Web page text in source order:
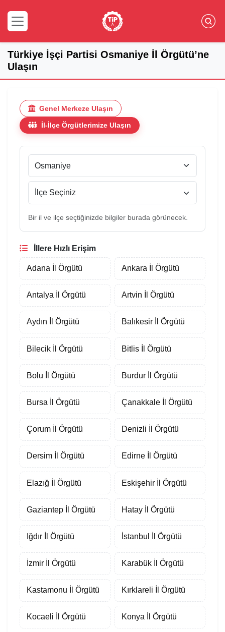
Türkiye İşçi Partisi Osmaniye İl Örgütü’ne
Ulaşın
Genel Merkeze Ulaşın
İl-İlçe Örgütlerimize Ulaşın
Bir il ve ilçe seçtiğinizde bilgiler burada görünecek.
İllere Hızlı Erişim
Adana İl Örgütü Ankara İl Örgütü
Antalya İl Örgütü Artvin İl Örgütü
Aydın İl Örgütü Balıkesir İl Örgütü
Bilecik İl Örgütü Bitlis İl Örgütü
Bolu İl Örgütü Burdur İl Örgütü
Bursa İl Örgütü Çanakkale İl Örgütü
Çorum İl Örgütü Denizli İl Örgütü
Dersim İl Örgütü Edirne İl Örgütü
Elazığ İl Örgütü Eskişehir İl Örgütü
Gaziantep İl Örgütü Hatay İl Örgütü
Iğdır İl Örgütü İstanbul İl Örgütü
İzmir İl Örgütü Karabük İl Örgütü
Kastamonu İl Örgütü Kırklareli İl Örgütü
Kocaeli İl Örgütü Konya İl Örgütü